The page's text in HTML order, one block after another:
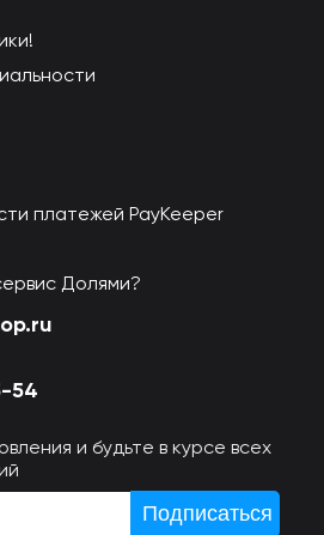
платежей PayKeeper
Долями?
54
и будьте в курсе всех